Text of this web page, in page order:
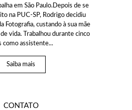
em São Paulo.Depois de se
na PUC-SP, Rodrigo decidiu
Fotografia, custando à sua mãe
vida. Trabalhou durante cinco
como assistente...
Saiba mais
CONTATO